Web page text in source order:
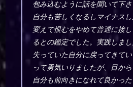
包み込むように話を聞いて下
自分も苦しくなるしマイナス
変えて恨むをやめて普通に接
るとの鑑定でした。実践しま
失っていた自分に戻ってきて
って勇気いりましたが、目か
自分も前向きになれて良かっ